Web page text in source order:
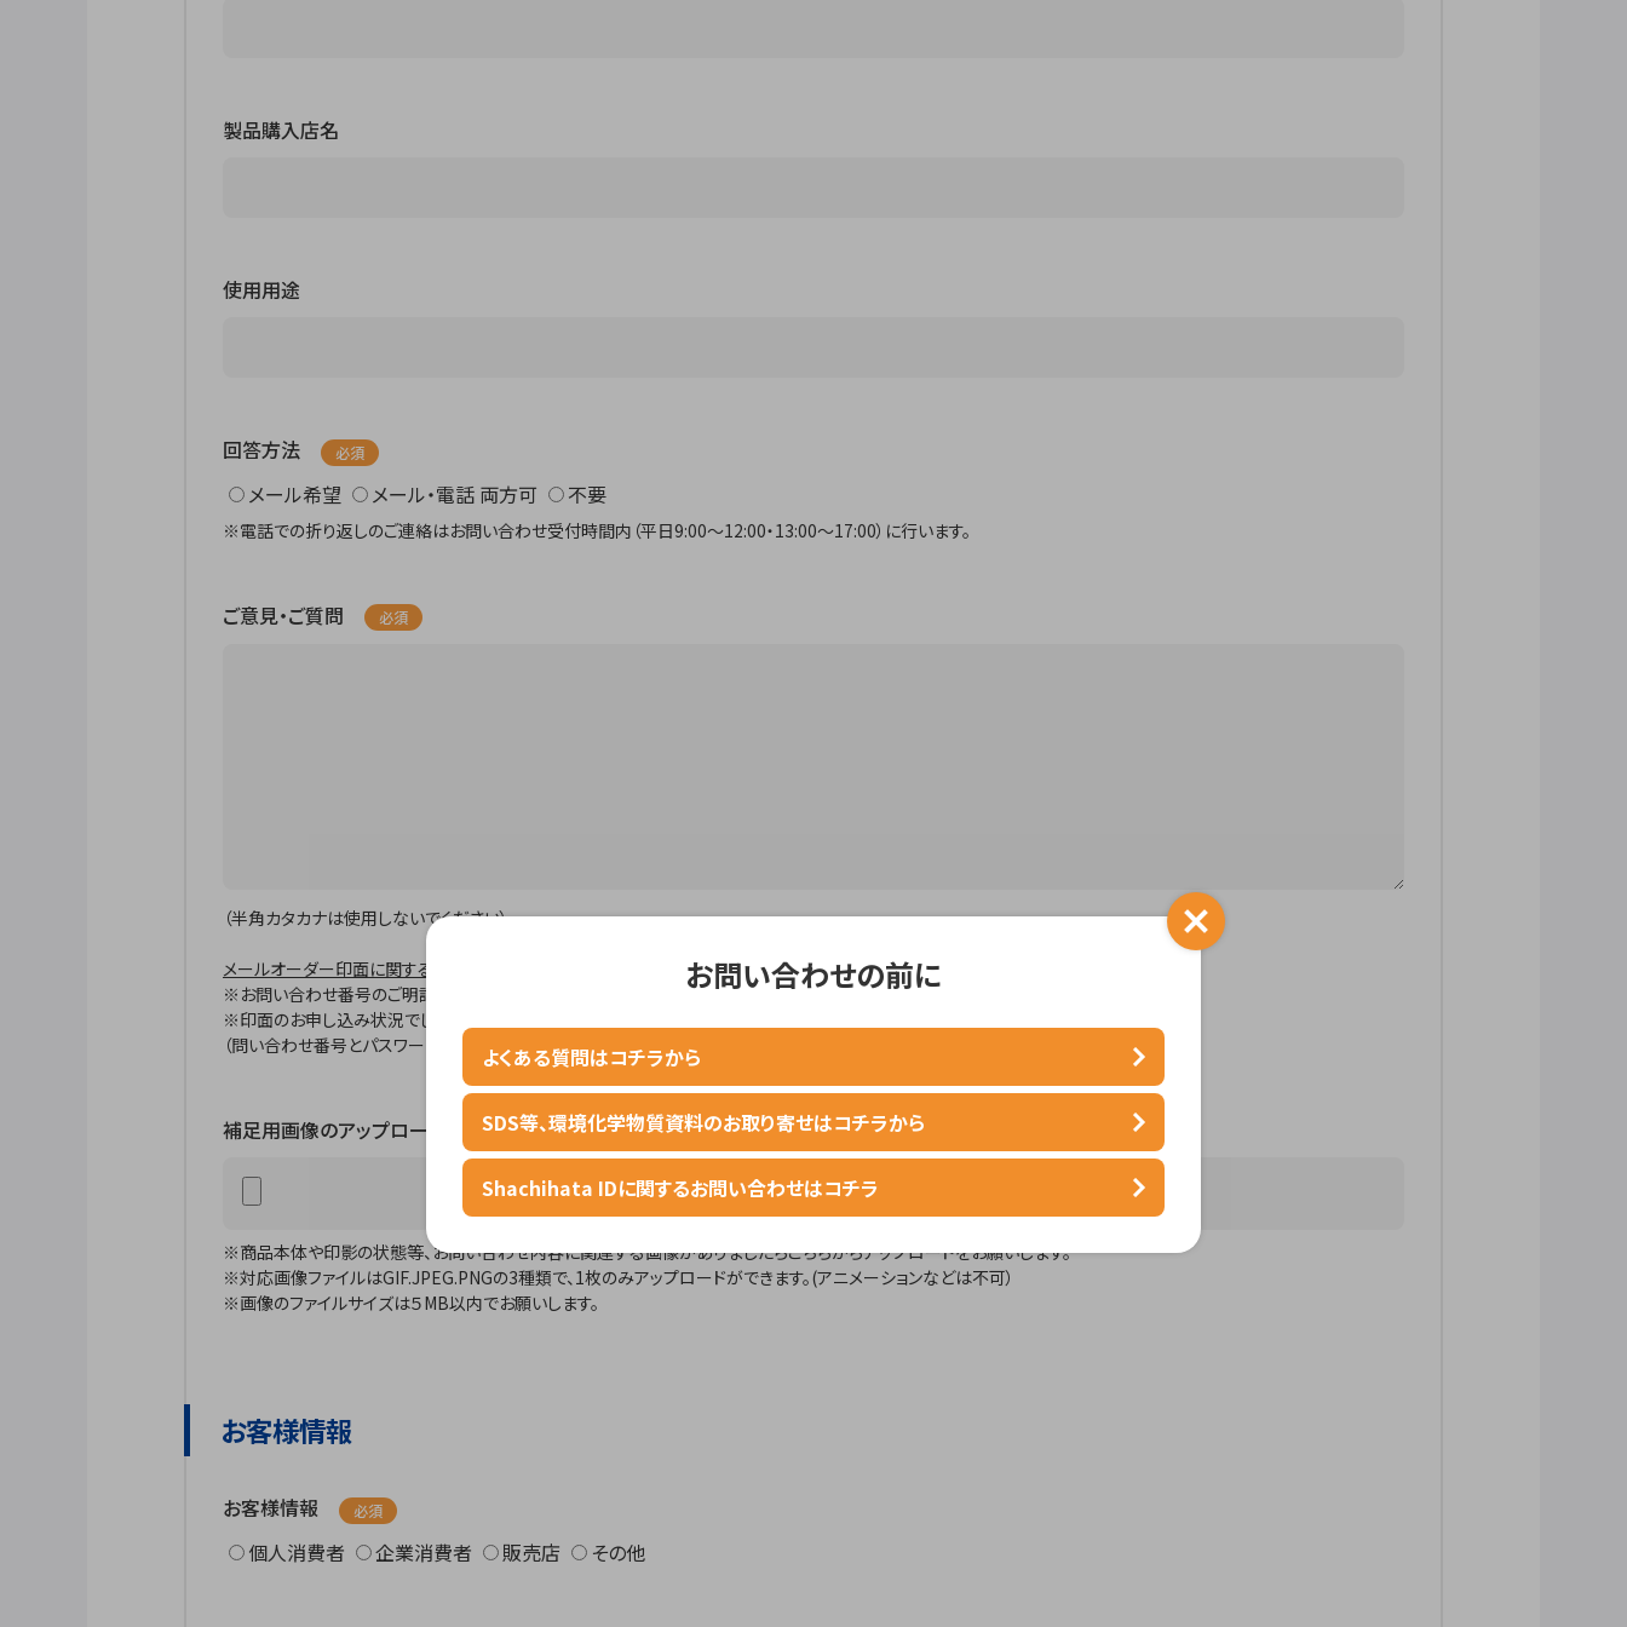
製品購入店名
使用用途
回答方法 必須
メール希望 メール・電話 両方可 不要
※電話での折り返しのご連絡はお問い合わせ受付時間内（平日9:00～12:00・13:00～17:00）に行います。
ご意見・ご質問 必須
（半角カタカナは使用しないでください）
メールオーダー印面に関するお問い合わせについてのお願い
※お問い合わせ番号のご明記をお願いします。
※印面のお申し込み状況でしたら、
（問い合わせ番号とパスワードをご用意ください）
補足用画像のアップロード
※商品本体や印影の状態等、お問い合わせ内容に関連する画像がありましたらこちらからアップロードをお願いします。
※対応画像ファイルはGIF.JPEG.PNGの3種類で、1枚のみアップロードができます。(アニメーションなどは不可）
※画像のファイルサイズは５MB以内でお願いします。
お客様情報
お客様情報 必須
個人消費者 企業消費者 販売店 その他
お問い合わせの前に
よくある質問はコチラから
SDS等、環境化学物質資料のお取り寄せはコチラから
Shachihata IDに関するお問い合わせはコチラ